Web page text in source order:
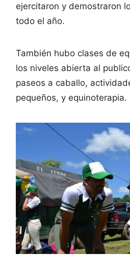
ejercitaron y demostraron
todo el año.
También hubo clases de
los niveles abierta al
paseos a caballo,
pequeños, y equinoterapia.